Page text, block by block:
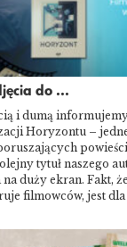
do ...
i dumą
Horyzontu –
tytuł naszego
duży ekran. Fakt,
filmowców, jest